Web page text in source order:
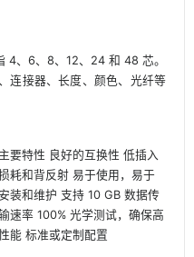
4、6、8、12、24 和 48 芯。
连接器、长度、颜色、光纤等
主要特性 良好的互换性 低插入
耗和背反射 易于使用，易于
装和维护 支持 10 GB 数据传
速率 100% 光学测试，确保高
能 标准或定制配置